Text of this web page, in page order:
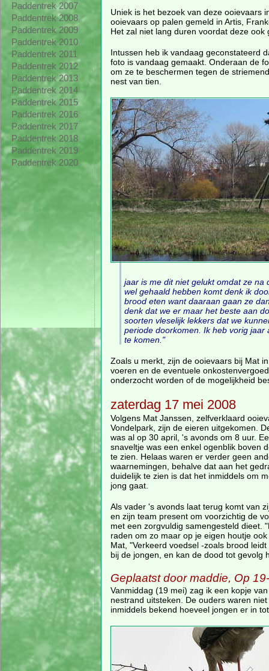
Paddentrek 2007
Paddentrek 2008
Paddentrek 2009
Paddentrek 2010
Paddentrek 2011
Paddentrek 2012
Paddentrek 2013
Paddentrek 2014
Paddentrek 2015
Paddentrek 2016
Paddentrek 2017
Paddentrek 2018
Paddentrek 2019
Paddentrek 2020
Uniek is het bezoek van deze ooievaars
ooievaars op palen gemeld in Artis,
Het zal niet lang duren voordat deze ook
Intussen heb ik vandaag geconstateerd
foto is vandaag gemaakt. Onderaan de
om ze te beschermen tegen de
nest van tien.
jaar is me dit niet gelukt omdat ze na
wel gehaald hebben komt denk ik
brood eten want daaraan gaan ze
denk dat we er maar het beste aan
soorten vleselijk lekkers dat we
periode doorkomen. Ik heb vorig
te komen."
Zoals u merkt, zijn de ooievaars bij Mat
voeren en de eventuele
onderzocht worden of de mogelijkheid
zaterdag 17 mei 2008
Volgens Mat Janssen, zelfverklaard
Vondelpark, zijn de eieren uitgekomen.
was al op 30 april, 's avonds om 8 uur.
snaveltje was een enkel ogenblik boven
te zien. Helaas waren er verder geen
waarnemingen, behalve dat aan het
duidelijk te zien is dat het inmiddels om
jong gaat.
Als vader 's avonds laat terug komt van
en zijn team present om voorzichtig de
met een zorgvuldig samengesteld dieet.
raden om zo maar op je eigen houtje
Mat, "Verkeerd voedsel -zoals brood
bij de jongen, en kan de dood tot gevolg
Geplaatst door maddie, Op
Vanmiddag (19 mei) zag ik een kopje
nestrand uitsteken. De ouders waren
inmiddels bekend hoeveel jongen er in